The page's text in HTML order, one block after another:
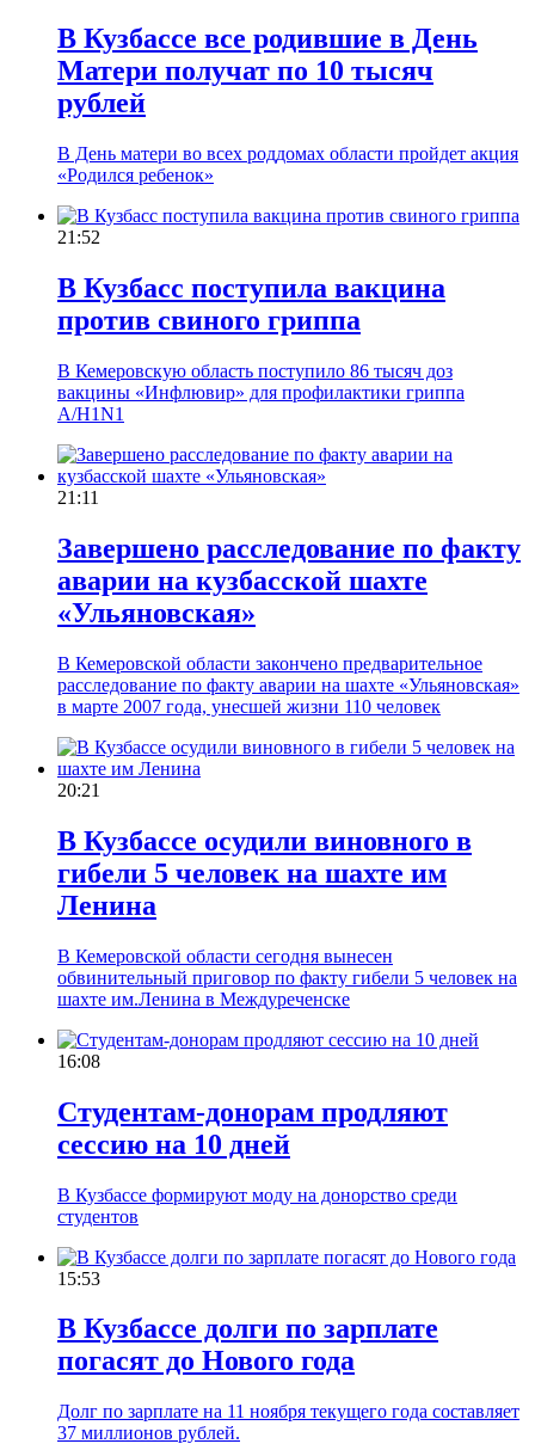
В Кузбассе все родившие в День
Матери получат по 10 тысяч
рублей
В День матери во всех роддомах области пройдет акция
«Родился ребенок»
21:52
В Кузбасс поступила вакцина
против свиного гриппа
В Кемеровскую область поступило 86 тысяч доз
вакцины «Инфлювир» для профилактики гриппа
A/H1N1
21:11
Завершено расследование по факту
аварии на кузбасской шахте
«Ульяновская»
В Кемеровской области закончено предварительное
расследование по факту аварии на шахте «Ульяновская»
в марте 2007 года, унесшей жизни 110 человек
20:21
В Кузбассе осудили виновного в
гибели 5 человек на шахте им
Ленина
В Кемеровской области сегодня вынесен
обвинительный приговор по факту гибели 5 человек на
шахте им.Ленина в Междуреченске
16:08
Студентам-донорам продляют
сессию на 10 дней
В Кузбассе формируют моду на донорство среди
студентов
15:53
В Кузбассе долги по зарплате
погасят до Нового года
Долг по зарплате на 11 ноября текущего года составляет
37 миллионов рублей.